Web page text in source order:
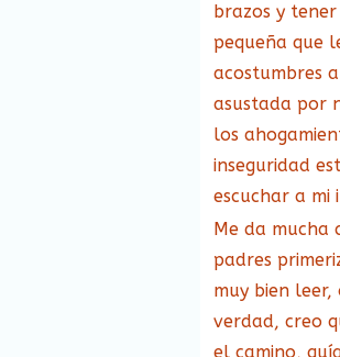
brazos y
pequeña que
acostumbres
asustada por
los
inseguridad
escuchar a mi
Me da mucha
padres
muy bien
verdad, creo
el camino,